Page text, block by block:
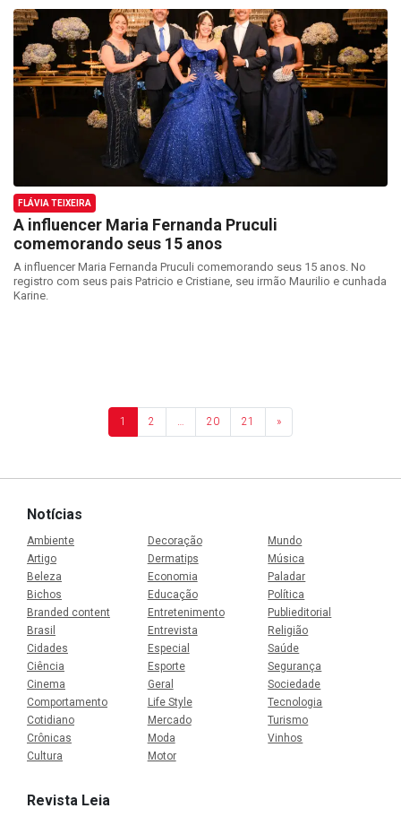
FLÁVIA TEIXEIRA
A influencer Maria Fernanda Pruculi
comemorando seus 15 anos
A influencer Maria Fernanda Pruculi comemorando seus 15 anos. No
registro com seus pais Patricio e Cristiane, seu irmão Maurilio e cunhada
Karine.
1 2 … 20 21 »
Notícias
Ambiente
Artigo
Beleza
Bichos
Branded content
Brasil
Cidades
Ciência
Cinema
Comportamento
Cotidiano
Crônicas
Cultura
Decoração
Dermatips
Economia
Educação
Entretenimento
Entrevista
Especial
Esporte
Geral
Life Style
Mercado
Moda
Motor
Mundo
Música
Paladar
Política
Publieditorial
Religião
Saúde
Segurança
Sociedade
Tecnologia
Turismo
Vinhos
Revista Leia